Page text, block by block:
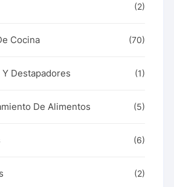
(2)
Cocina (70)
Destapadores (1)
De Alimentos (5)
(6)
(2)